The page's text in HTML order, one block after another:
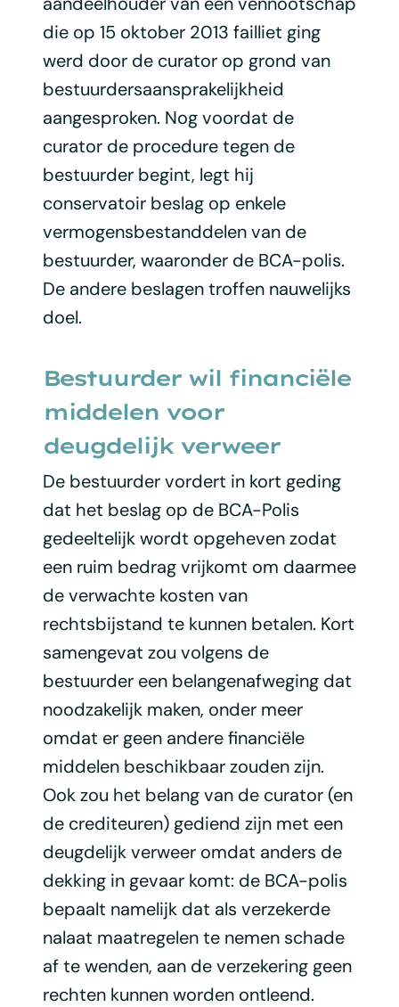
die op 15 oktober 2013 failliet ging
werd door de curator op grond van
bestuurdersaansprakelijkheid
aangesproken. Nog voordat de
curator de procedure tegen de
bestuurder begint, legt hij
conservatoir beslag op enkele
vermogensbestanddelen van de
bestuurder, waaronder de BCA-polis.
De andere beslagen troffen nauwelijks
doel.
Bestuurder wil financiële
middelen voor
deugdelijk verweer
De bestuurder vordert in kort geding
dat het beslag op de BCA-Polis
gedeeltelijk wordt opgeheven zodat
een ruim bedrag vrijkomt om daarmee
de verwachte kosten van
rechtsbijstand te kunnen betalen. Kort
samengevat zou volgens de
bestuurder een belangenafweging dat
noodzakelijk maken, onder meer
omdat er geen andere financiële
middelen beschikbaar zouden zijn.
Ook zou het belang van de curator (en
de crediteuren) gediend zijn met een
deugdelijk verweer omdat anders de
dekking in gevaar komt: de BCA-polis
bepaalt namelijk dat als verzekerde
nalaat maatregelen te nemen schade
af te wenden, aan de verzekering geen
rechten kunnen worden ontleend.